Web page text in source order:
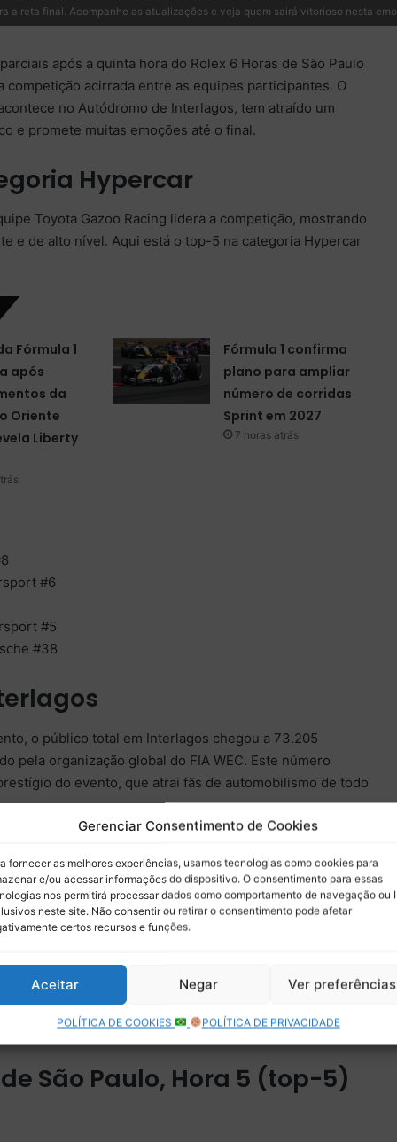
Gerenciar Consentimento de Cookies
fornecer as melhores experiências, usamos tecnologias como cookies para
e/ou acessar informações do dispositivo. O consentimento para essas
nos permitirá processar dados como comportamento de navegação ou
neste site. Não consentir ou retirar o consentimento pode afetar
certos recursos e funções.
Aceitar Negar Ver preferências
POLÍTICA DE COOKIES POLÍTICA DE PRIVACIDADE
a reta final. Acompanhe as atualizações e veja quem sairá vitorioso nesta
após a quinta hora do Rolex 6 Horas de São Paulo
competição acirrada entre as equipes participantes. O
no Autódromo de Interlagos, tem atraído um
e promete muitas emoções até o final.
Hypercar
Toyota Gazoo Racing lidera a competição, mostrando
e de alto nível. Aqui está o top-5 na categoria Hypercar
Fórmula 1
após
da
Oriente
Liberty
Fórmula 1 confirma
plano para ampliar
número de corridas
Sprint em 2027
7 horas atrás
#6
#5
#38
o público total em Interlagos chegou a 73.205
pela organização global do FIA WEC. Este número
do evento, que atrai fãs de automobilismo de todo
as Próximas Horas
pela frente, as expectativas são grandes para ver quem
e nas demais categorias. A Toyota Gazoo Racing
a competição está longe de ser decidida. Fique atento
ao longo das próximas horas.
parciais
São Paulo, Hora 5 (top-5)